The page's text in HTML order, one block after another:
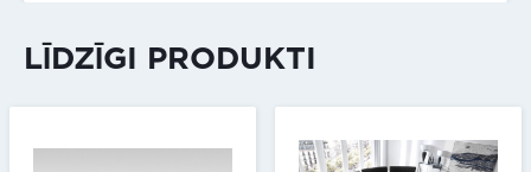
LĪDZĪGI PRODUKTI